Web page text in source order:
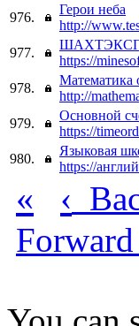
976.
Герои неба
http://
977.
https://
978.
Математика
http://
979.
Основной
https://
980.
Языковая
https://
« ‹
Forward